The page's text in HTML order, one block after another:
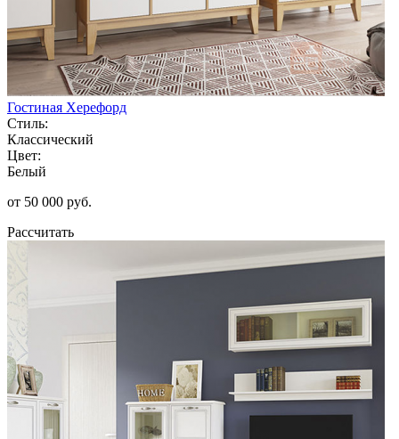
Гостиная Херефорд
Стиль:
Классический
Цвет:
Белый
от 50 000 руб.
Рассчитать